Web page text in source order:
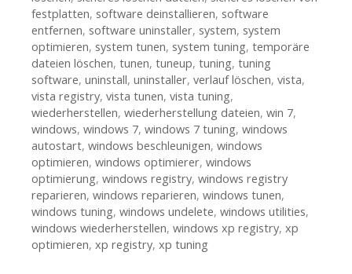
festplatten, software deinstallieren, software
entfernen, software uninstaller, system, system
optimieren, system tunen, system tuning, temporäre
dateien löschen, tunen, tuneup, tuning, tuning
software, uninstall, uninstaller, verlauf löschen, vista,
vista registry, vista tunen, vista tuning,
wiederherstellen, wiederherstellung dateien, win 7,
windows, windows 7, windows 7 tuning, windows
autostart, windows beschleunigen, windows
optimieren, windows optimierer, windows
optimierung, windows registry, windows registry
reparieren, windows reparieren, windows tunen,
windows tuning, windows undelete, windows utilities,
windows wiederherstellen, windows xp registry, xp
optimieren, xp registry, xp tuning